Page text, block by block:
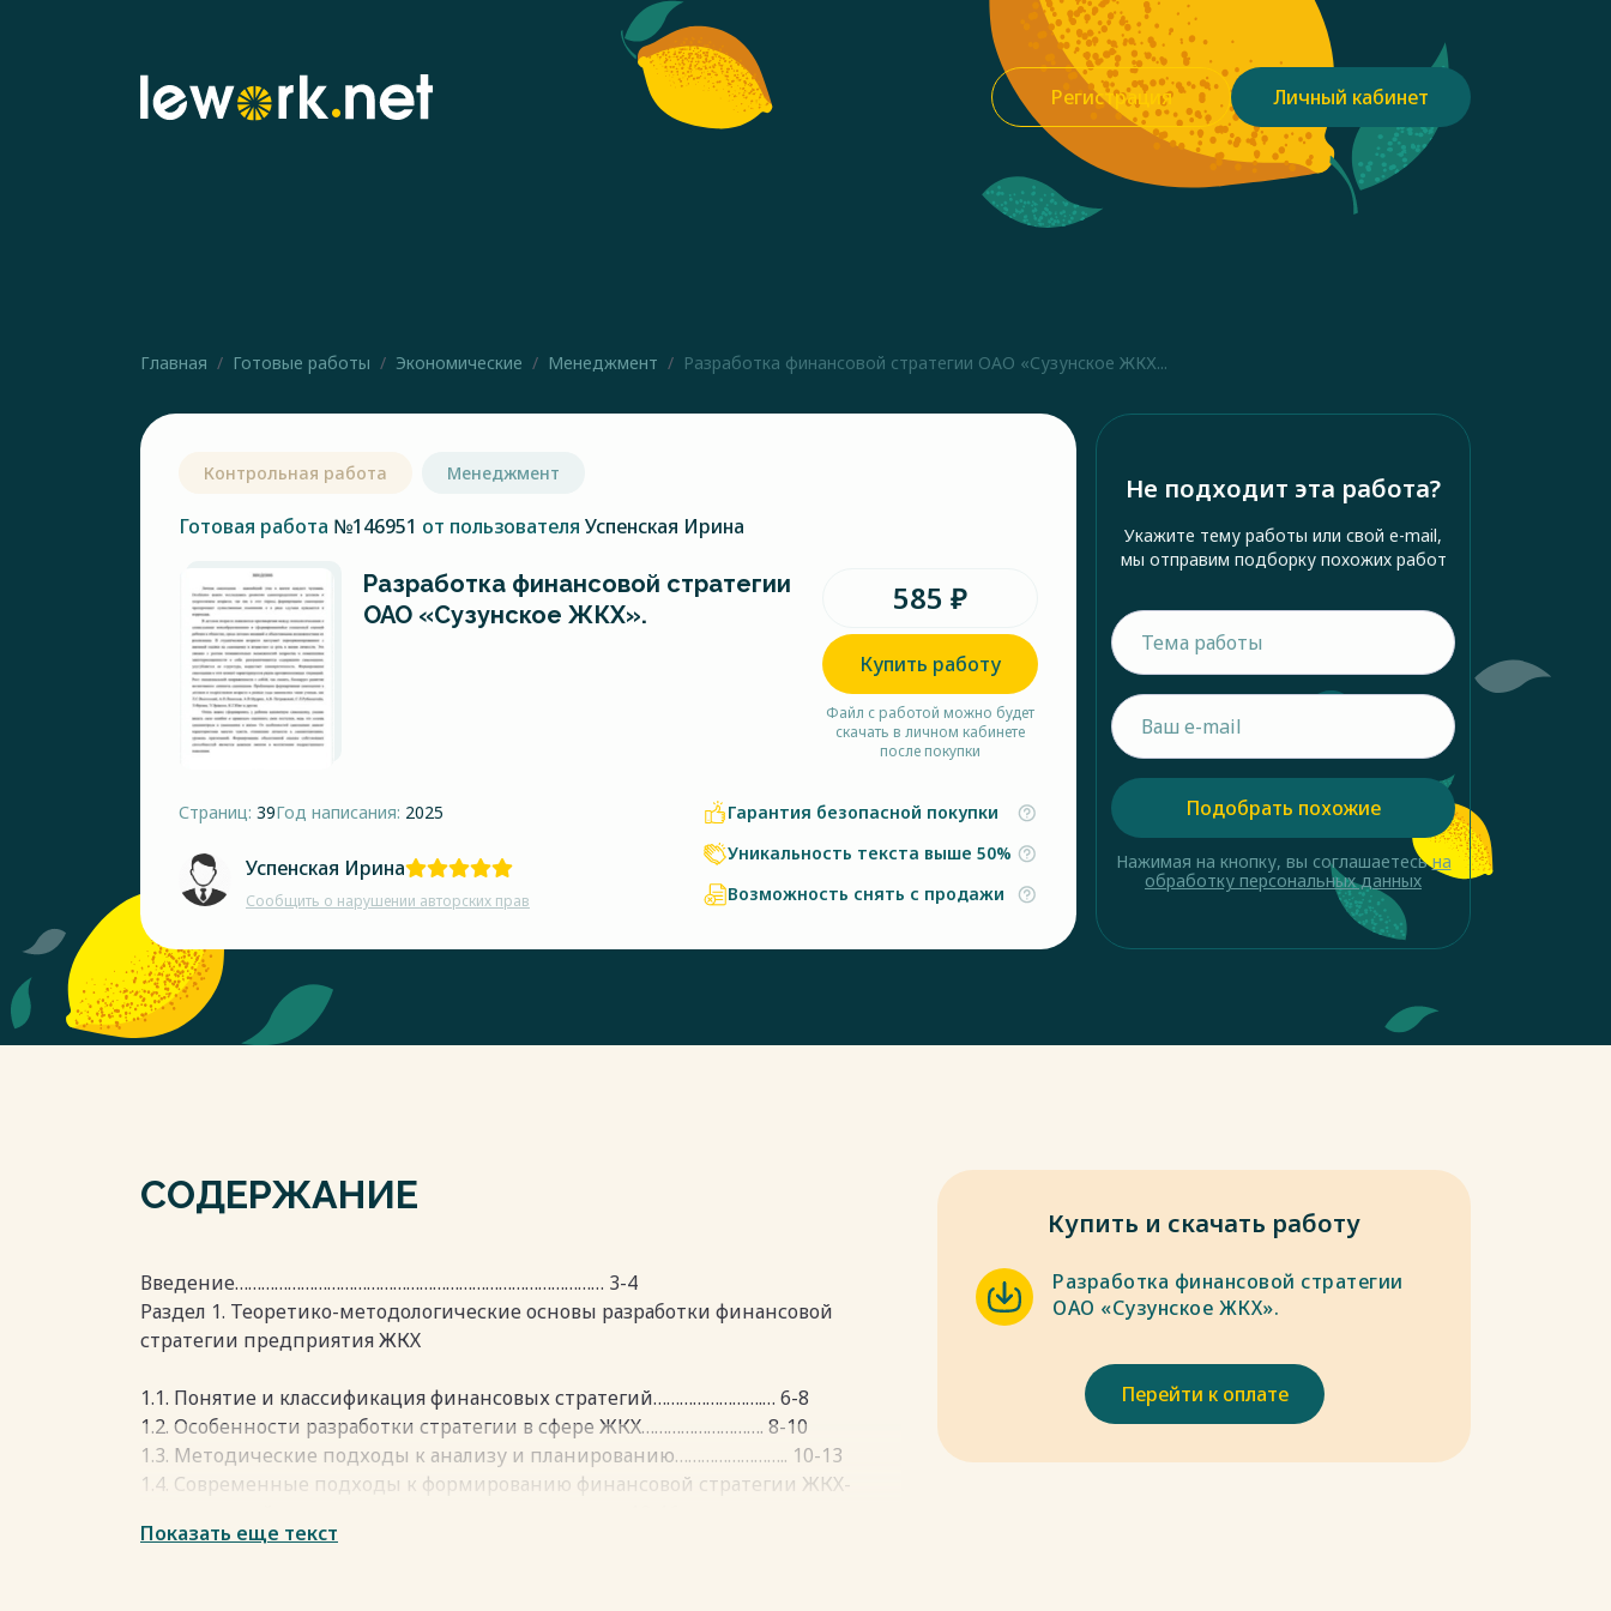
Регистрация Личный кабинет
Главная Готовые работы Экономические Менеджмент Разработка финансовой стратегии ОАО «Сузунское ЖКХ...
Контрольная работа Менеджмент
Готовая работа №146951 от пользователя Успенская Ирина
Разработка финансовой стратегии
ОАО «Сузунское ЖКХ».
585 ₽
Купить работу
Файл с работой можно будет
скачать в личном кабинете
после покупки
Страниц: 39Год написания: 2025
Успенская Ирина
Сообщить о нарушении авторских прав
Гарантия безопасной покупки
Уникальность текста выше 50%
Возможность снять с продажи
Не подходит эта работа?
Укажите тему работы или свой e-mail,
мы отправим подборку похожих работ
Подобрать похожие
Нажимая на кнопку, вы соглашаетесьна
обработку персональных данных
СОДЕРЖАНИЕ
Введение………………………………………………………………………… 3-4
Раздел 1. Теоретико-методологические основы разработки финансовой
стратегии предприятия ЖКХ
1.1. Понятие и классификация финансовых стратегий…………………….… 6-8
1.2. Особенности разработки стратегии в сфере ЖКХ………………………. 8-10
1.3. Методические подходы к анализу и планированию…………………….. 10-13
1.4. Современные подходы к формированию финансовой стратегии ЖКХ-
Раздел 2. Анализ финансового состояния ОАО «Сузунское ЖКХ»
Показать еще текст
Купить и скачать работу
Разработка финансовой стратегии
ОАО «Сузунское ЖКХ».
Перейти к оплате